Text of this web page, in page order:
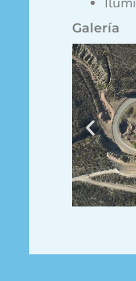
Galería